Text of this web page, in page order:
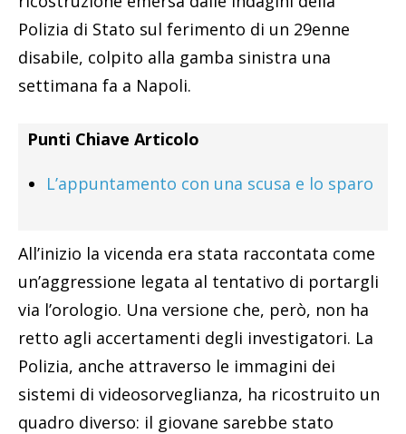
Polizia di Stato sul ferimento di un 29enne
disabile, colpito alla gamba sinistra una
settimana fa a Napoli.
Punti Chiave Articolo
L’appuntamento con una scusa e lo sparo
All’inizio la vicenda era stata raccontata come
un’aggressione legata al tentativo di portargli
via l’orologio. Una versione che, però, non ha
retto agli accertamenti degli investigatori. La
Polizia, anche attraverso le immagini dei
sistemi di videosorveglianza, ha ricostruito un
quadro diverso: il giovane sarebbe stato